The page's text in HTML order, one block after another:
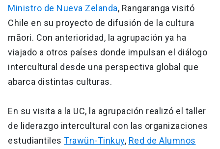
Ministro de Nueva Zelanda, Rangaranga visitó
Chile en su proyecto de difusión de la cultura
māori. Con anterioridad, la agrupación ya ha
viajado a otros países donde impulsan el diálogo
intercultural desde una perspectiva global que
abarca distintas culturas.
En su visita a la UC, la agrupación realizó el taller
de liderazgo intercultural con las organizaciones
estudiantiles Trawün-Tinkuy, Red de Alumnos